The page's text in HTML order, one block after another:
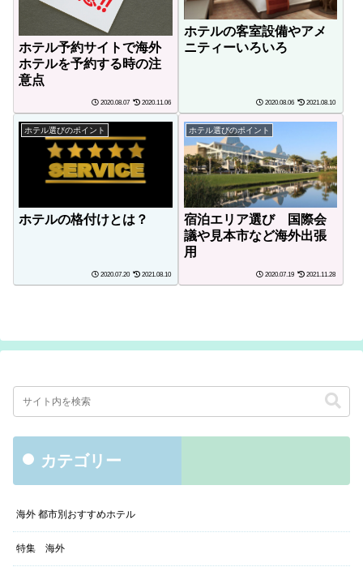
ホテル予約サイトで海外
ホテルを予約する時の注
意点
2020.08.07 2020.11.06
ホテルの客室設備やアメ
ニティーいろいろ
2020.08.06 2021.08.10
ホテル選びのポイント
ホテルの格付けとは？
2020.07.20 2021.08.10
ホテル選びのポイント
宿泊エリア選び 国際会
議や見本市など海外出張
用
2020.07.19 2021.11.28
カテゴリー
海外 都市別おすすめホテル
特集 海外